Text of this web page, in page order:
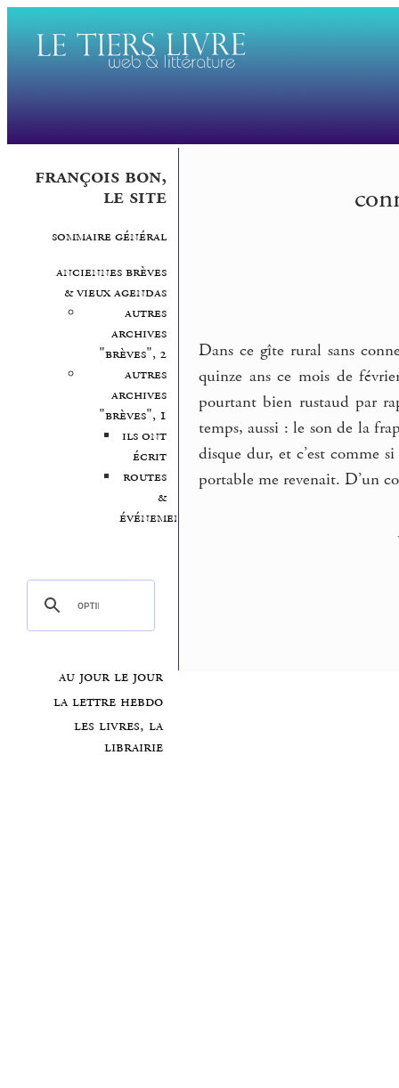
françois bon,
le site
sommaire général
anciennes brèves
& vieux agendas
autres
archives
"brèves", 2
autres
archives
"brèves", 1
ils ont
écrit
routes
&
événements
au jour le jour
la lettre hebdo
les livres, la
librairie
Dans ce gîte rural sans
quinze ans ce mois de
pourtant bien rustaud par
temps, aussi : le son de la
disque dur, et c’est comme
portable me revenait. D’un